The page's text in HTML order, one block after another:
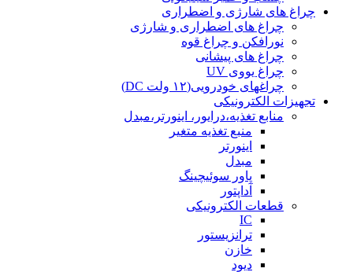
چراغ های شارژی و اضطراری
چراغ های اضطراری و شارژی
نورافکن و چراغ قوه
چراغ های پیشانی
چراغ یووی UV
چراغهای خودرویی(۱۲ ولت DC)
تجهیزات الکترونیکی
منابع تغذیه،درایور، اینورتر،مبدل
منبع تغذیه متغیر
اینورتر
مبدل
پاور سوئیچینگ
آداپتور
قطعات الکترونیکی
IC
ترانزیستور
خازن
دیود